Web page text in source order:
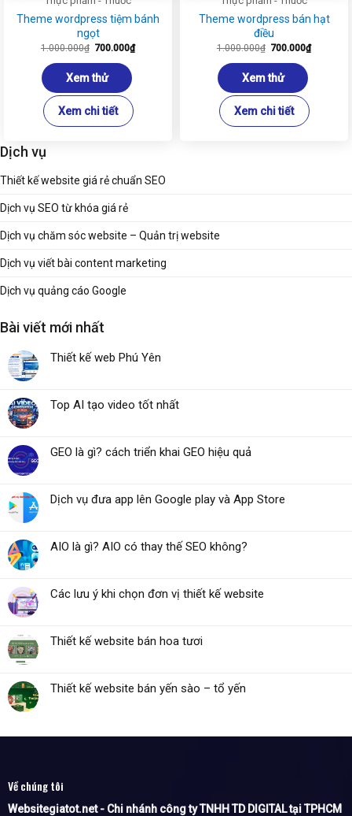
Theme wordpress tiệm bánh
ngọt
1.000.000₫ Giá
là:
1.000.000₫.
700.000₫Giá
hiện
Xem thử
Xem chi tiết
Theme wordpress bán hạt
điều
1.000.000₫ Giá
là:
1.000.000₫.
700.000₫Giá
hiện
Xem thử
Xem chi tiết
Dịch vụ
Thiết kế website giá rẻ chuẩn SEO
Dịch vụ SEO từ khóa giá rẻ
Dịch vụ chăm sóc website – Quản trị website
Dịch vụ viết bài content marketing
Dịch vụ quảng cáo Google
Bài viết mới nhất
Thiết kế web Phú Yên
Top AI tạo video tốt nhất
GEO là gì? cách triển khai GEO hiệu quả
Dịch vụ đưa app lên Google play và App Store
AIO là gì? AIO có thay thế SEO không?
Các lưu ý khi chọn đơn vị thiết kế website
Thiết kế website bán hoa tươi
Thiết kế website bán yến sào – tổ yến
Về chúng tôi
Websitegiatot.net - Chi nhánh công ty TNHH TD DIGITAL tại TPHCM